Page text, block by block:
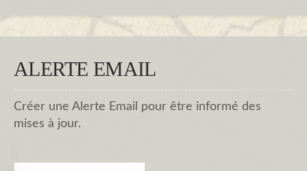
ALERTE EMAIL
Créer une Alerte Email pour être informé des
mises à jour.